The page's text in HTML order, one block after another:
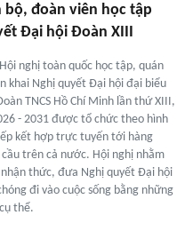
bộ, đoàn viên học tập
Đại hội Đoàn XIII
nghị toàn quốc học tập, quán
khai Nghị quyết Đại hội đại biểu
TNCS Hồ Chí Minh lần thứ XIII,
- 2031 được tổ chức theo hình
kết hợp trực tuyến tới hàng
trên cả nước. Hội nghị nhằm
thức, đưa Nghị quyết Đại hội
đi vào cuộc sống bằng những
thể.